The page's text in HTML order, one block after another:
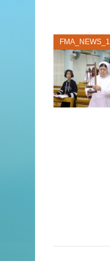
FMA_NEWS_1